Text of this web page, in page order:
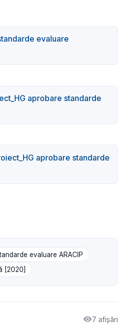
evaluare
aprobare standarde
aprobare standarde
evaluare ARACIP
[2020]
7 afișări